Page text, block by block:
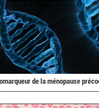
de la ménopause